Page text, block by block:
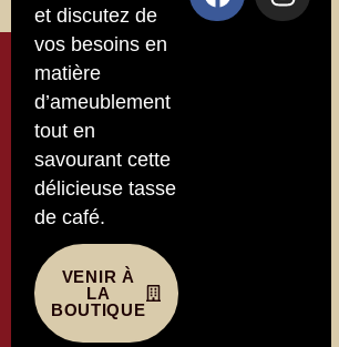
et discutez de
vos besoins en
matière
d’ameublement
tout en
savourant cette
délicieuse tasse
de café.
VENIR À
LA
BOUTIQUE